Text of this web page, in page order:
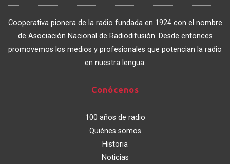
Associació
de
Catalunya
Cooperativa pionera de la radio fundada en 1924 con el nombre
de Asociación Nacional de Radiodifusión. Desde entonces
promovemos los medios y profesionales que potencian la radio
en nuestra lengua.
Conócenos
100 años de radio
Quiénes somos
Historia
Noticias